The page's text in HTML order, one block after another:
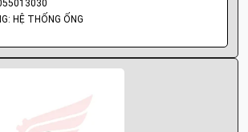
HỆ THỐNG ỐNG